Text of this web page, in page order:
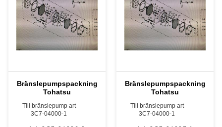
Bränslepumpspackning
Tohatsu
Till bränslepump art
3C7-04000-1
Bränslepumpspackning
Tohatsu
Till bränslepump art
3C7-04000-1